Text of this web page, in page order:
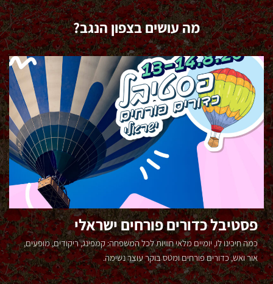
מה עושים בצפון הנגב?
פסטיבל כדורים פורחים ישראלי
כמה חיכינו לו, יומיים מלאי חוויות לכל המשפחה: קמפינג, ריקודים, מופעים,
אור ואש, כדורים פורחים ומטס בוקר עוצר נשימה.
ו
ן
ב
ת
ש
ע
ר
ה
נ